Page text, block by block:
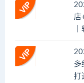
店
多
打